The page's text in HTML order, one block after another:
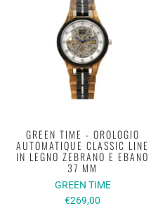
GREEN TIME - OROLOGIO
AUTOMATIQUE CLASSIC LINE
IN LEGNO ZEBRANO E EBANO
37 MM
GREEN TIME
€269,00